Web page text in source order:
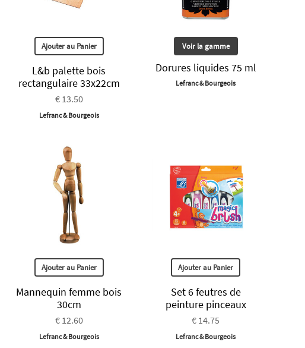
Ajouter au Panier
L&b palette bois
rectangulaire 33x22cm
€ 13.50
Lefranc & Bourgeois
Voir la gamme
Dorures liquides 75 ml
Lefranc & Bourgeois
Ajouter au Panier
Mannequin femme bois
30cm
€ 12.60
Lefranc & Bourgeois
Ajouter au Panier
Set 6 feutres de
peinture pinceaux
€ 14.75
Lefranc & Bourgeois